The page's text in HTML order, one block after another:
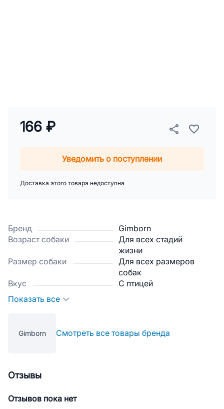
Бренд
Gimborn
Возраст собаки
Для всех стадий
жизни
Размер собаки
Для всех размеров
собак
Вкус
С птицей
Показать все
Gimborn Смотреть все товары бренда
166 ₽
Уведомить о поступлении
Доставка этого товара недоступна
Отзывы
Отзывов пока нет